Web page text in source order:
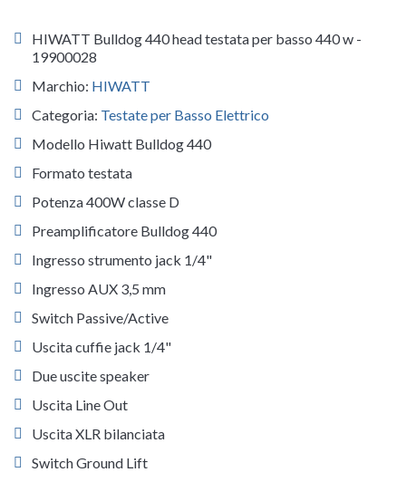
HIWATT Bulldog 440 head testata per basso 440 w -
19900028
Marchio: HIWATT
Categoria: Testate per Basso Elettrico
Modello Hiwatt Bulldog 440
Formato testata
Potenza 400W classe D
Preamplificatore Bulldog 440
Ingresso strumento jack 1/4"
Ingresso AUX 3,5 mm
Switch Passive/Active
Uscita cuffie jack 1/4"
Due uscite speaker
Uscita Line Out
Uscita XLR bilanciata
Switch Ground Lift